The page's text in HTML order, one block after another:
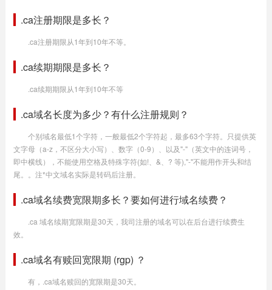
.ca注册期限是多长？
.ca注册期限从1年到10年不等。
.ca续期期限是多长？
.ca续期期限从1年到10年不等
.ca域名长度为多少？有什么注册规则？
个别域名最低1个字符，一般最低2个字符起，最多63个字符。只提供英
文字母（a-z，不区分大小写）、数字（0-9）、以及"-"（英文中的连词号，
即中横线），不能使用空格及特殊字符(如!、&、? 等),"-"不能用作开头和结
尾。。注*中文域名实际是转码后注册。
.ca域名续费宽限期多长？要如何进行域名续费？
.ca 域名续期宽限期是30天，我司注册的域名可以在后台进行续费生
效。
.ca域名有赎回宽限期 (rgp) ？
有，.ca域名赎回的宽限期是30天。